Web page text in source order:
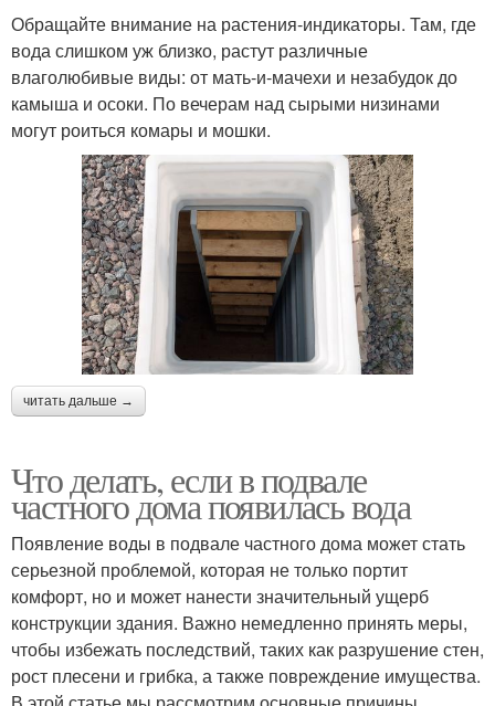
Обращайте внимание на растения-индикаторы. Там, где
вода слишком уж близко, растут различные
влаголюбивые виды: от мать-и-мачехи и незабудок до
камыша и осоки. По вечерам над сырыми низинами
могут роиться комары и мошки.
читать дальше →
Что делать, если в подвале
частного дома появилась вода
Появление воды в подвале частного дома может стать
серьезной проблемой, которая не только портит
комфорт, но и может нанести значительный ущерб
конструкции здания. Важно немедленно принять меры,
чтобы избежать последствий, таких как разрушение стен,
рост плесени и грибка, а также повреждение имущества.